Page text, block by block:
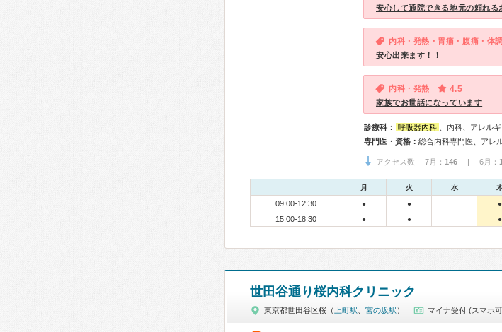
安心して通院できる地元の頼れる
内科・発熱・胃痛・腹痛・体
安心出来ます！！
内科・発熱 4.5
家族でお世話になっています
診療科： 呼吸器内科
、内科、アレル
専門医・資格：
アクセス数 7月： 146 | 6月：
月 火 水
09:00-12:30 ● ● ●
15:00-18:30 ● ● ●
世田谷通り桜内科クリニック
東京都世田谷区桜（ 上町駅 宮の坂駅 ） マイナ受付 (スマホ